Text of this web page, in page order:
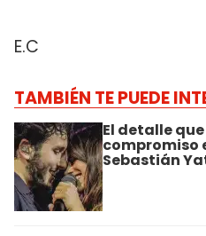
E.C
TAMBIÉN TE PUEDE
El detalle
compromiso
Sebastián